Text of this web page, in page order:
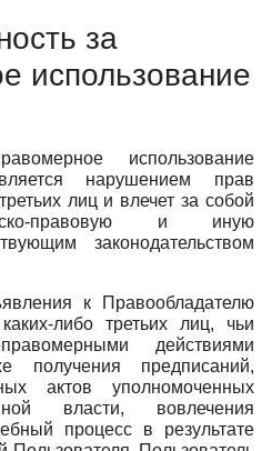
за
использование
использование
нарушением прав
лиц и влечет за собой
правовую и иную
законодательством
к Правообладателю
либо третьих лиц, чьи
действиями
получения предписаний,
актов уполномоченных
власти, вовлечения
процесс в результате